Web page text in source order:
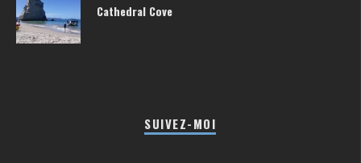
Cathedral Cove
SUIVEZ-MOI